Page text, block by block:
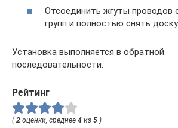
Отсоединить жгуты проводов
групп и полностью снять
Установка выполняется в обратной
последовательности.
Рейтинг
( 2 оценки, среднее 4 из 5 )